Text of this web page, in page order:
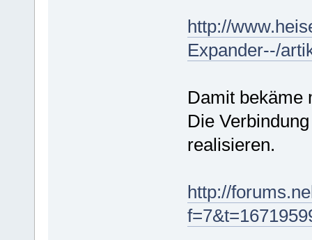
http://
Expander--/
Damit bekäme
Die
realisieren.
http://